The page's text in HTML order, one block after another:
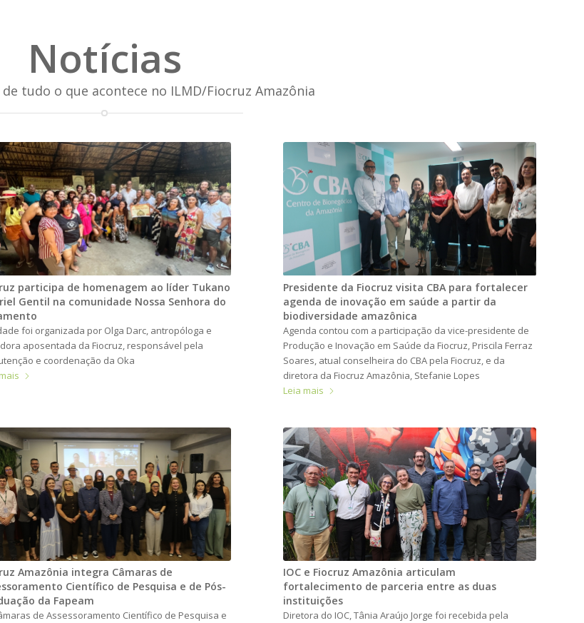
Notícias
tudo o que acontece no ILMD/Fiocruz Amazônia
participa de homenagem ao líder Tukano
Gentil na comunidade Nossa Senhora do
foi organizada por Olga Darc, antropóloga e
aposentada da Fiocruz, responsável pela
e coordenação da Oka
Presidente da Fiocruz visita CBA para fortalecer
agenda de inovação em saúde a partir da
biodiversidade amazônica
Agenda contou com a participação da vice-presidente de
Produção e Inovação em Saúde da Fiocruz, Priscila Ferraz
Soares, atual conselheira do CBA pela Fiocruz, e da
diretora da Fiocruz Amazônia, Stefanie Lopes
Leia mais
Amazônia integra Câmaras de
Científico de Pesquisa e de Pós-
da Fapeam
de Assessoramento Científico de Pesquisa e
IOC e Fiocruz Amazônia articulam
fortalecimento de parceria entre as duas
instituições
Diretora do IOC, Tânia Araújo Jorge foi recebida pela